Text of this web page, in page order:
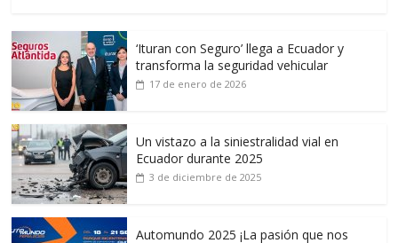
‘Ituran con Seguro’ llega a Ecuador y
transforma la seguridad vehicular
17 de enero de 2026
Un vistazo a la siniestralidad vial en
Ecuador durante 2025
3 de diciembre de 2025
Automundo 2025 ¡La pasión que nos